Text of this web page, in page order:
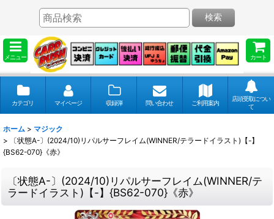
メニュー カート
検索
カテゴリ マイページ 収録弾 問い合わせ ご利用案内
店頭受取につい
て
ホーム > マジック
>
〔状態A-〕(2024/10)リパルサーフレイム(WINNER/テラードイラスト)【-】
{BS62-070}《赤》
〔状態A-〕(2024/10)リパルサーフレイム(WINNER/テ
ラードイラスト)【-】{BS62-070}《赤》